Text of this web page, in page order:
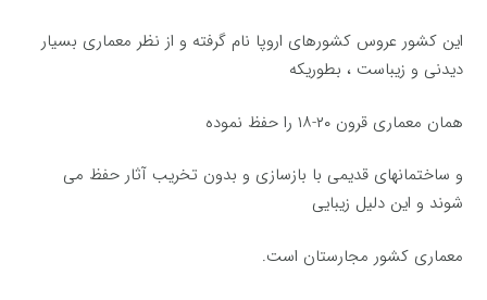
این کشور عروس کشورهای اروپا نام گرفته و از نظر معماری بسیار
دیدنی و زیباست ، بطوریکه
همان معماری قرون ۲۰-۱۸ را حفظ نموده
و ساختمانهای قدیمی با بازسازی و بدون تخریب آثار حفظ می
شوند و این دلیل زیبایی
معماری کشور مجارستان است.